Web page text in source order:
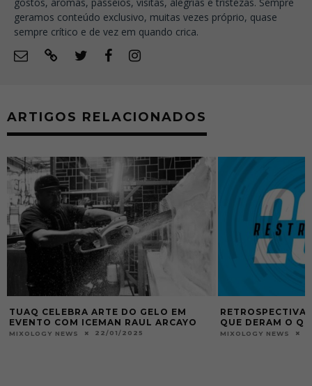
geramos conteúdo exclusivo, muitas vezes próprio, quase
sempre crítico e de vez em quando crica.
ARTIGOS RELACIONADOS
RETROSPECTIVA 2017 – 10 ASSUNTOS
QUE DERAM O QUE FALAR
MIXOLOGY NEWS 26/12/2017
RJ RECEBE
ESPECIAL NESTA
MIXOLOGY NEWS